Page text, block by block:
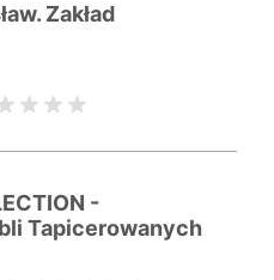
Zakład
-
Tapicerowanych